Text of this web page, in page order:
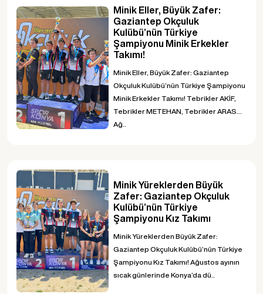
Minik Eller, Büyük Zafer:
Gaziantep Okçuluk
Kulübü’nün Türkiye
Şampiyonu Minik Erkekler
Takımı!
Minik Eller, Büyük Zafer: Gaziantep
Okçuluk Kulübü’nün Türkiye Şampiyonu
Minik Erkekler Takımı! Tebrikler AKİF,
Tebrikler METEHAN, Tebrikler ARAS...
Ağ..
Minik Yüreklerden Büyük
Zafer: Gaziantep Okçuluk
Kulübü’nün Türkiye
Şampiyonu Kız Takımı
Minik Yüreklerden Büyük Zafer:
Gaziantep Okçuluk Kulübü’nün Türkiye
Şampiyonu Kız Takımı! Ağustos ayının
sıcak günlerinde Konya’da dü..